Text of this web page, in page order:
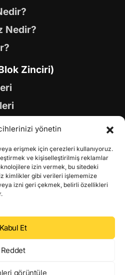
yönetin
erişmek için çerezleri kullanıyoruz.
ve kişiselleştirilmiş reklamlar
izin vermek, bu sitedeki
kimlikler gibi verileri işlememize
izni geri çekmek, belirli özellikleri
Kabul Et
Reddet
görüntüle
Nedir?
Zinciri)
Coinleri